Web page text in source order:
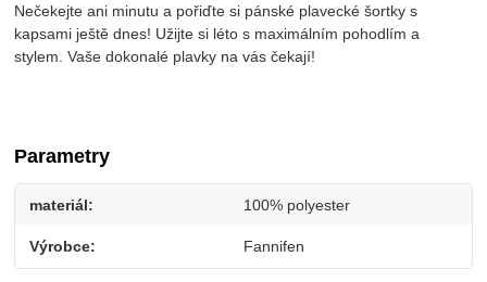
Nečekejte ani minutu a pořiďte si pánské plavecké šortky s
kapsami ještě dnes! Užijte si léto s maximálním pohodlím a
stylem. Vaše dokonalé plavky na vás čekají!
Parametry
materiál 100% polyester
Výrobce Fannifen